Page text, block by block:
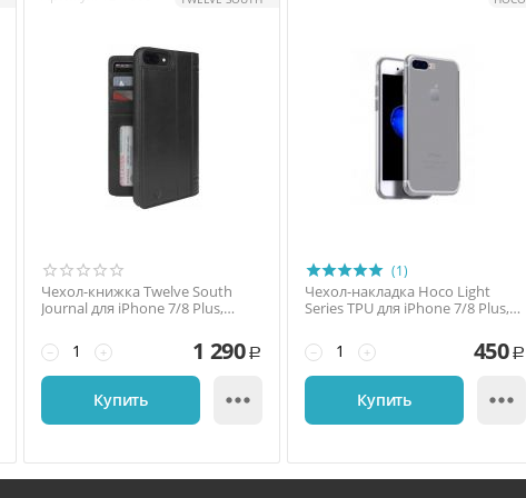
Чехол-книжка Twelve South
Journal для iPhone 7/8 Plus,
+
− 1 290 Р
Купить 
(1)
Чехол-накладка Hoco Light
Series TPU для iPhone 7/8 Plus,
чёрный
+
− 450 Р
Купить 